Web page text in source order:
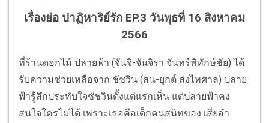
เรื่องย่อ ปาฏิหาริย์รัก EP.3 วันพุธที่ 16 สิงหาคม
2566
ที่ร้านดอกไม้ ปลายฟ้า (จันจิ-จันจิรา จันทร์พิทักษ์ชัย) ได้
รับความช่วยเหลือจาก ชัชวิน (สน-ยุกต์ ส่งไพศาล) ปลาย
ฟ้ารู้สึกประทับใจชัชวินตั้งแต่แรกเห็น แต่ปลายฟ้าคง
สนใจใครไม่ได้ เพราะเธอคือเด็กคนสนิทของ เสี่ยอ๋า